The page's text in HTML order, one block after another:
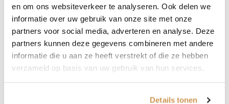
en om ons websiteverkeer te analyseren. Ook delen we
informatie over uw gebruik van onze site met onze
partners voor social media, adverteren en analyse. Deze
partners kunnen deze gegevens combineren met andere
informatie die u aan ze heeft verstrekt of die ze hebben
verzameld op basis van uw gebruik van hun services.
Details tonen
Bericht (Vereist)